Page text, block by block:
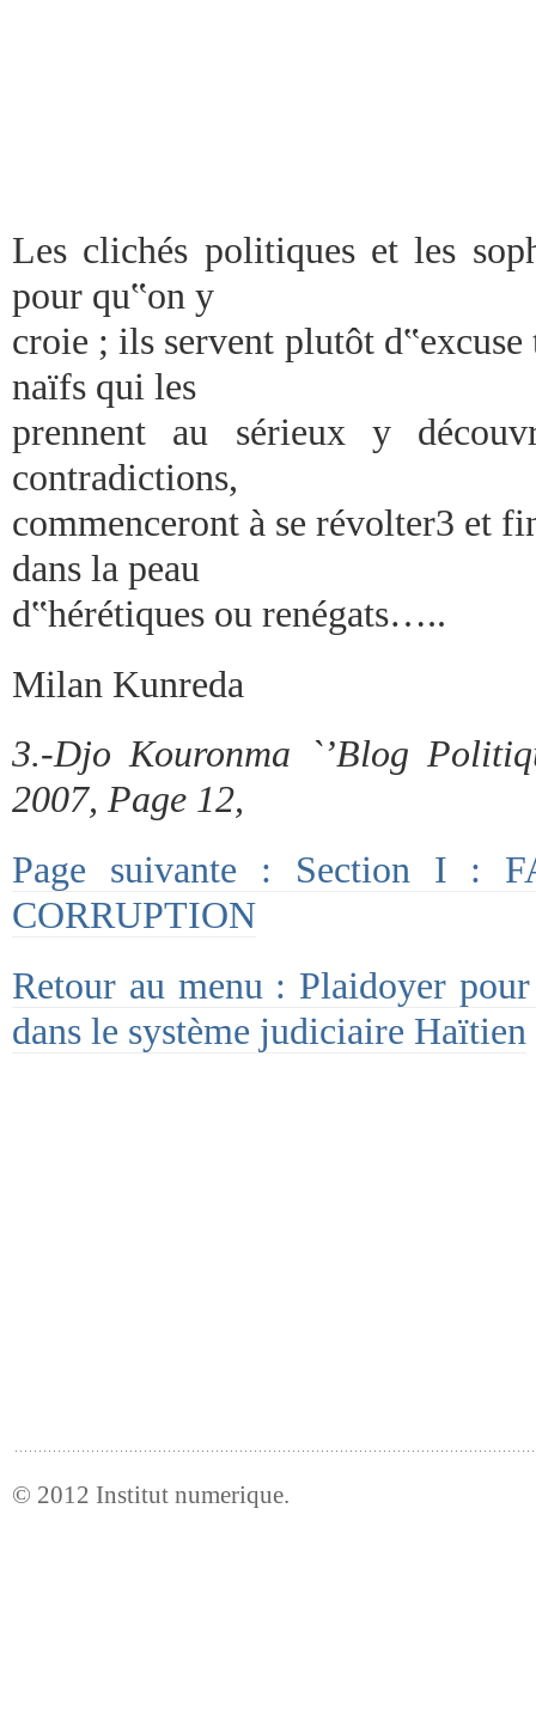
Les clichés politiques et les
pour qu‟on y
croie ; ils servent plutôt
naïfs qui les
prennent au sérieux y
contradictions,
commenceront à se révolter3 et
dans la peau
d‟hérétiques ou renégats…..
Milan Kunreda
3.-Djo Kouronma `’Blog
2007, Page 12,
Page suivante : Section I :
CORRUPTION
Retour au menu : Plaidoyer
dans le système judiciaire Haïtien
© 2012 Institut numerique.